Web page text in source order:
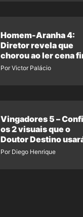
Homem-Aranha 4:
Diretor revela que
chorou ao ler cena
Por Victor Palácio
Vingadores 5 –
os 2 visuais que o
Doutor Destino
no filme
Por Diego Henrique